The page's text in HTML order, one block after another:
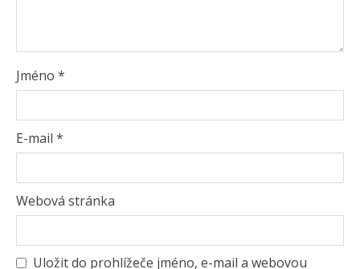
Jméno *
E-mail *
Webová stránka
Uložit do prohlížeče jméno, e-mail a webovou